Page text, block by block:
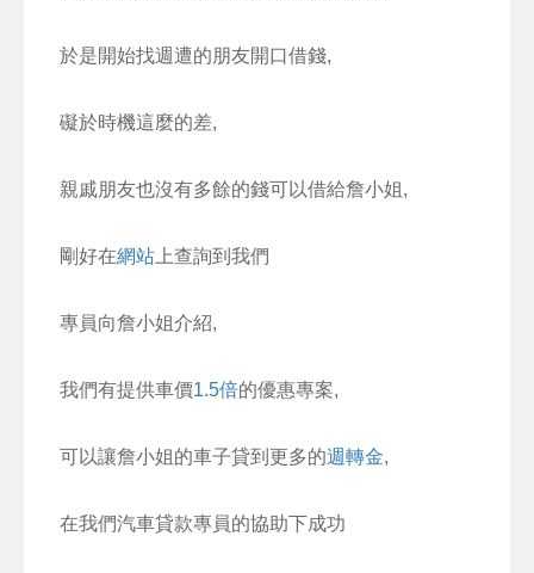
於是開始找週遭的朋友開口借錢,
礙於時機這麼的差,
親戚朋友也沒有多餘的錢可以借給詹小姐,
剛好在網站 上查詢到我們
專員向詹小姐介紹,
我們有提供車價1.5倍的優惠專案,
可以讓詹小姐的車子貸到更多的週轉金,
在我們汽車貸款專員的協助下成功